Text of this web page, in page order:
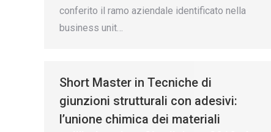
conferito il ramo aziendale identificato nella
business unit…
Short Master in Tecniche di
giunzioni strutturali con adesivi:
l’unione chimica dei materiali